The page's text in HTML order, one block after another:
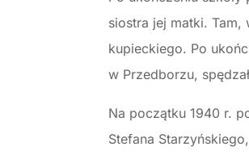
siostra jej matki.
kupieckiego. Po
w Przedborzu,
Na początku 1940 r.
Stefana